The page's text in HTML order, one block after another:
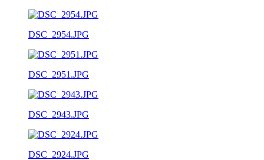
DSC_2954.JPG
DSC_2951.JPG
DSC_2943.JPG
DSC_2924.JPG